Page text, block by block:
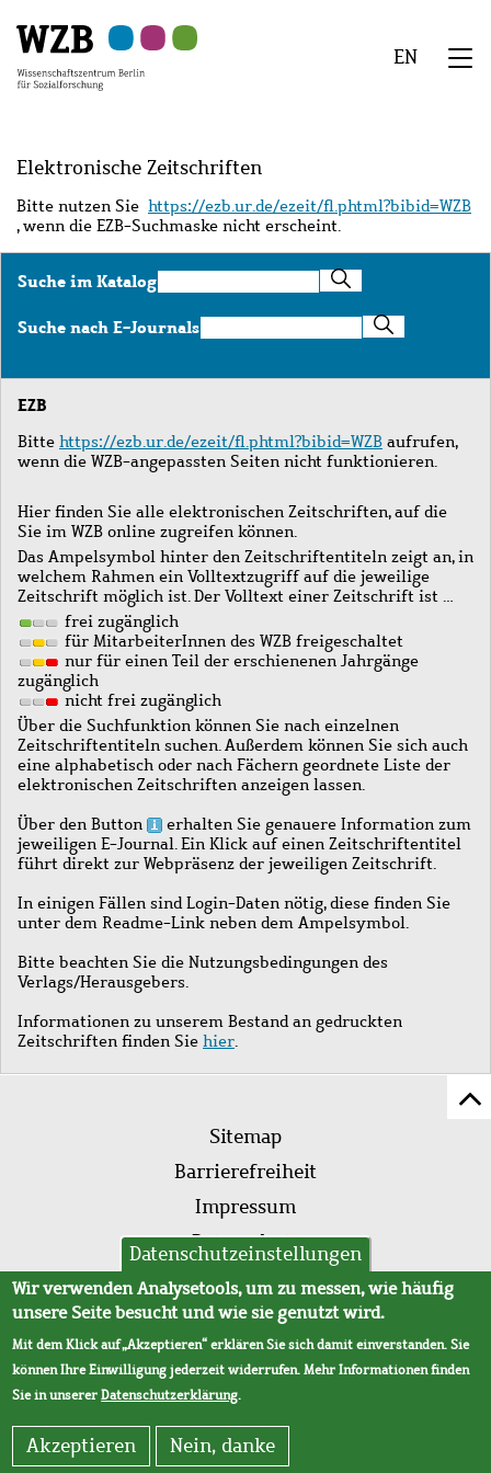
Hauptinhalt
springen
Navigation
springen
Suche
springen
Sekundärnavigation
springen
Fußzeile
springen
EN
Elektronische Zeitschriften
Bitte nutzen Sie https://ezb.ur.de/ezeit/fl.phtml?bibid=WZB
, wenn die EZB-Suchmaske nicht erscheint.
Suche im KatalogSuche
im
Katalog
Suche nach E-JournalsSuche
nach
Journals
EZB
Bitte https://ezb.ur.de/ezeit/fl.phtml?bibid=WZB aufrufen,
wenn die WZB-angepassten Seiten nicht funktionieren.
Hier finden Sie alle elektronischen Zeitschriften, auf die
Sie im WZB online zugreifen können.
Das Ampelsymbol hinter den Zeitschriftentiteln zeigt an, in
welchem Rahmen ein Volltextzugriff auf die jeweilige
Zeitschrift möglich ist. Der Volltext einer Zeitschrift ist …
frei zugänglich
für MitarbeiterInnen des WZB freigeschaltet
nur für einen Teil der erschienenen Jahrgänge
zugänglich
nicht frei zugänglich
Über die Suchfunktion können Sie nach einzelnen
Zeitschriftentiteln suchen. Außerdem können Sie sich auch
eine alphabetisch oder nach Fächern geordnete Liste der
elektronischen Zeitschriften anzeigen lassen.
Über den Button
erhalten Sie genauere Information zum
jeweiligen E-Journal. Ein Klick auf einen Zeitschriftentitel
führt direkt zur Webpräsenz der jeweiligen Zeitschrift.
In einigen Fällen sind Login-Daten nötig, diese finden Sie
unter dem Readme-Link neben dem Ampelsymbol.
Bitte beachten Sie die Nutzungsbedingungen des
Verlags/Herausgebers.
Informationen zu unserem Bestand an gedruckten
Zeitschriften finden Sie hier.
Fußleistenmenü
Sitemap
Barrierefreiheit
Impressum
Datenschutz
AVB
Datenschutzeinstellungen
Wir verwenden Analysetools, um zu messen, wie häufig
unsere Seite besucht und wie sie genutzt wird.
Mit dem Klick auf „Akzeptieren“ erklären Sie sich damit einverstanden. Sie
können Ihre Einwilligung jederzeit widerrufen. Mehr Informationen finden
Sie in unsererDatenschutzerklärung.
Akzeptieren Nein, danke